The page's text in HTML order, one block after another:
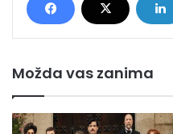
Možda vas zanima